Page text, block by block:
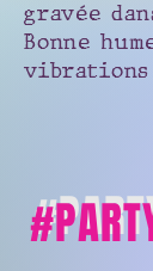
gravée
Bonne
vibrations